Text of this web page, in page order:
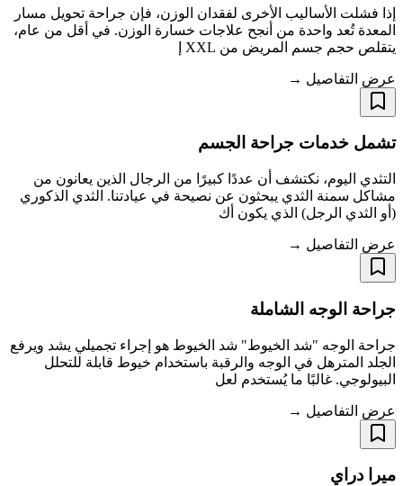
إذا فشلت الأساليب الأخرى لفقدان الوزن، فإن جراحة تحويل مسار
المعدة تُعد واحدة من أنجح علاجات خسارة الوزن. في أقل من عام،
يتقلص حجم جسم المريض من XXL إ
عرض التفاصيل →
تشمل خدمات جراحة الجسم
التثدي اليوم، نكتشف أن عددًا كبيرًا من الرجال الذين يعانون من
مشاكل سمنة الثدي يبحثون عن نصيحة في عيادتنا. الثدي الذكوري
(أو الثدي الرجل) الذي يكون أك
عرض التفاصيل →
جراحة الوجه الشاملة
جراحة الوجه "شد الخيوط" شد الخيوط هو إجراء تجميلي يشد ويرفع
الجلد المترهل في الوجه والرقبة باستخدام خيوط قابلة للتحلل
البيولوجي. غالبًا ما يُستخدم لعل
عرض التفاصيل →
ميرا دراي